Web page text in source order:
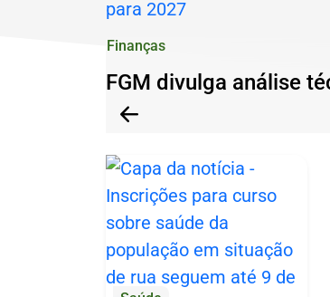
Ir
para
o
rodapé
Finanças
FGM divulga análise
Anterior